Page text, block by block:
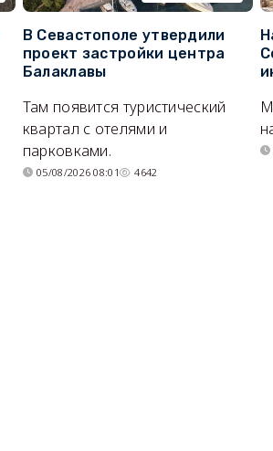
В Севастополе утвердили
проект застройки центра
Балаклавы
Там появится туристический
квартал с отелями и
парковками.
05/08/2026 08:01 4642